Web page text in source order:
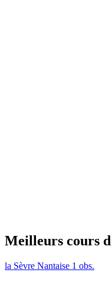
Meilleurs cours
la Sèvre Nantaise 1 obs.